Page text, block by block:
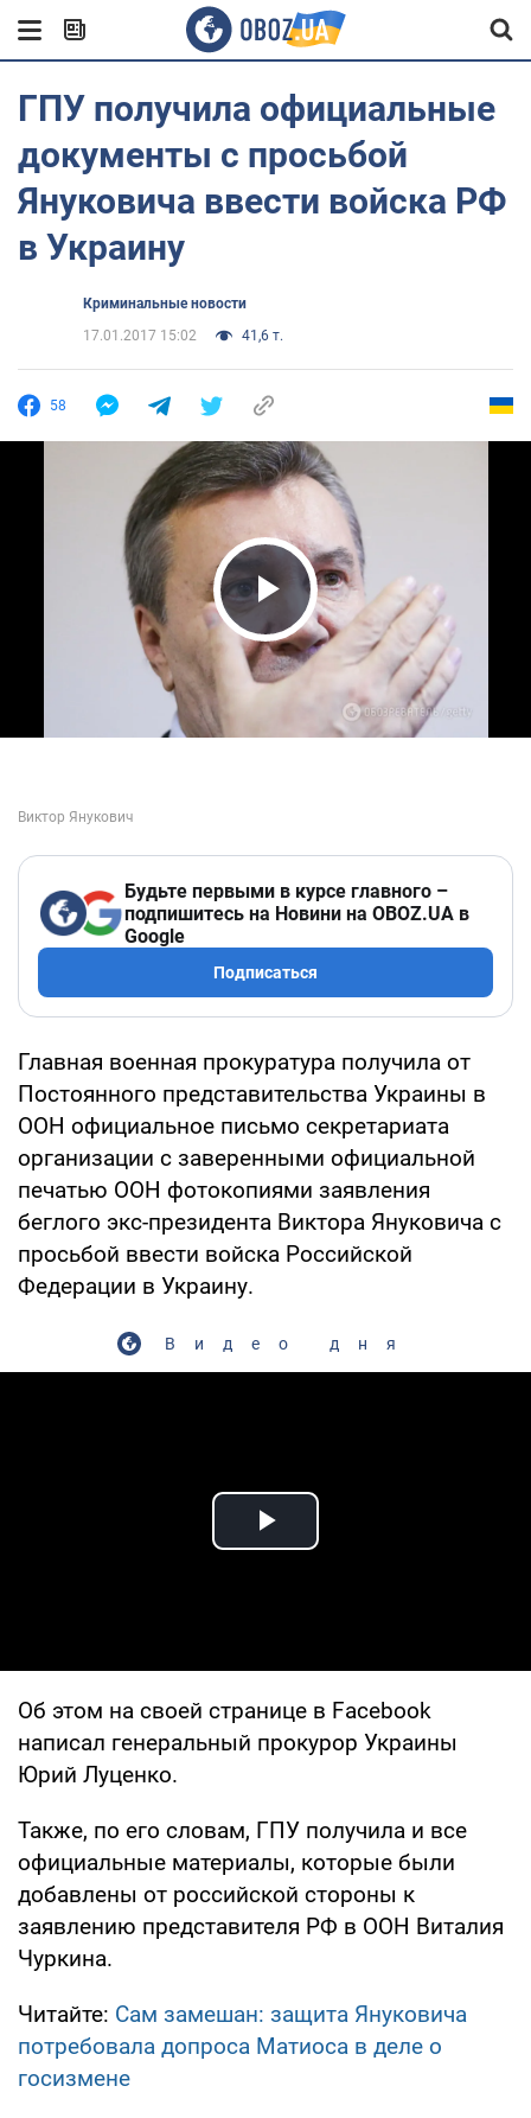
ГПУ получила официальные
документы с просьбой
Януковича ввести войска РФ
в Украину
Криминальные новости
17.01.2017 15:02
41,6 т.
58
Play Video
Будьте первыми в курсе главного –
подпишитесь на Новини на OBOZ.UA в
Google
Подписаться
Главная военная прокуратура получила от
Постоянного представительства Украины в
ООН официальное письмо секретариата
организации с заверенными официальной
печатью ООН фотокопиями заявления
беглого экс-президента Виктора Януковича с
просьбой ввести войска Российской
Федерации в Украину.
Видео дня
Play Video
Об этом на своей странице в Facebook
написал генеральный прокурор Украины
Юрий Луценко.
Также, по его словам, ГПУ получила и все
официальные материалы, которые были
добавлены от российской стороны к
заявлению представителя РФ в ООН Виталия
Чуркина.
Читайте: Сам замешан: защита Януковича
потребовала допроса Матиоса в деле о
госизмене